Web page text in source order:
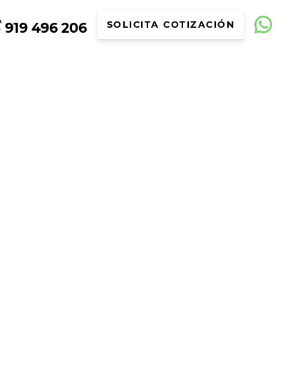
919 496 206 SOLICITA COTIZACIÓN